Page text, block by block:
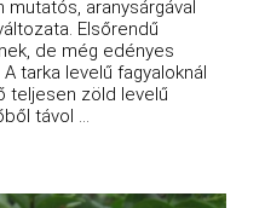
aranysárgával
Elsőrendű
de még edényes
tarka levelű fagyaloknál
teljesen zöld levelű
távol ...